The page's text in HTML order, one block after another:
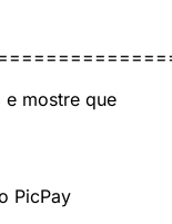
e mostre que
PicPay